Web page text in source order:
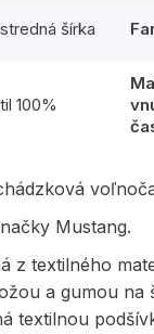
šírka
100%
Mustang.
z textilného
a gumou na
textilnou